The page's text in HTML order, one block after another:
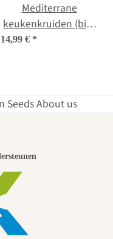
Mediterrane
keukenkruiden (bio)
- zaad-cadeauset
14,99 € *